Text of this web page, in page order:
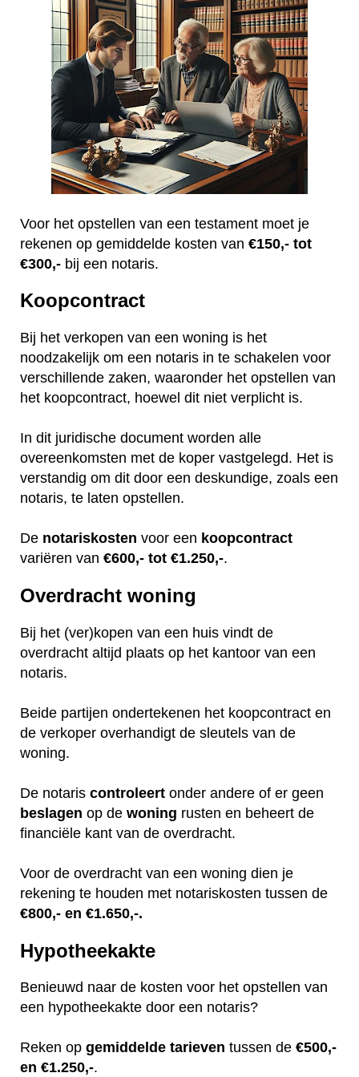
Voor het opstellen van een testament moet je
rekenen op gemiddelde kosten van €150,- tot
€300,- bij een notaris.
Koopcontract
Bij het verkopen van een woning is het
noodzakelijk om een notaris in te schakelen voor
verschillende zaken, waaronder het opstellen van
het koopcontract, hoewel dit niet verplicht is.
In dit juridische document worden alle
overeenkomsten met de koper vastgelegd. Het is
verstandig om dit door een deskundige, zoals een
notaris, te laten opstellen.
De notariskosten voor een koopcontract
variëren van €600,- tot €1.250,-.
Overdracht woning
Bij het (ver)kopen van een huis vindt de
overdracht altijd plaats op het kantoor van een
notaris.
Beide partijen ondertekenen het koopcontract en
de verkoper overhandigt de sleutels van de
woning.
De notaris controleert onder andere of er geen
beslagen op de woning rusten en beheert de
financiële kant van de overdracht.
Voor de overdracht van een woning dien je
rekening te houden met notariskosten tussen de
€800,- en €1.650,-.
Hypotheekakte
Benieuwd naar de kosten voor het opstellen van
een hypotheekakte door een notaris?
Reken op gemiddelde tarieven tussen de €500,-
en €1.250,-.